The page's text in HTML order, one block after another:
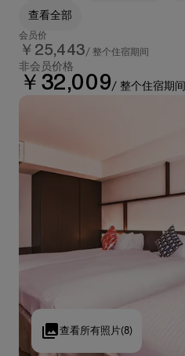
查看全部
会员价
￥25,443/ 整个住宿期间
非会员价格
￥32,009/ 整个住宿期间
查看所有照片(8)